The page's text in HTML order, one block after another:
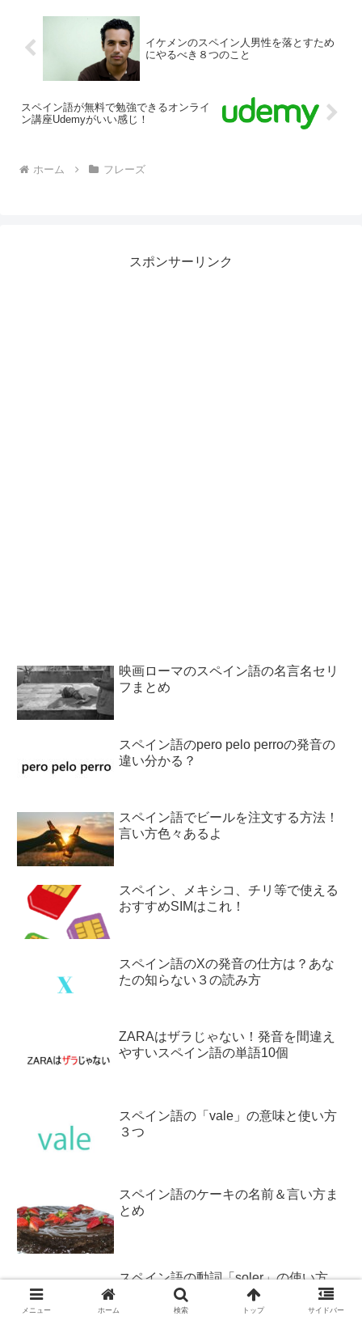
イケメンのスペイン人男性を落とすため
にやるべき８つのこと
スペイン語が無料で勉強できるオンライ
ン講座Udemyがいい感じ！
ホーム フレーズ
スポンサーリンク
映画ローマのスペイン語の名言名セリ
フまとめ
スペイン語のpero pelo perroの発音の
違い分かる？
スペイン語でビールを注文する方法！
言い方色々あるよ
スペイン、メキシコ、チリ等で使える
おすすめSIMはこれ！
スペイン語のXの発音の仕方は？あな
たの知らない３の読み方
ZARAはザラじゃない！発音を間違え
やすいスペイン語の単語10個
スペイン語の「vale」の意味と使い方
３つ
スペイン語のケーキの名前＆言い方ま
とめ
スペイン語の動詞「soler」の使い方
メニュー ホーム 検索 トップ サイドバー